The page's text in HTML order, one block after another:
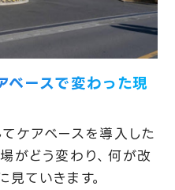
ースで変わった現
ケアベースを導入した
がどう変わり、何が改
ていきます。